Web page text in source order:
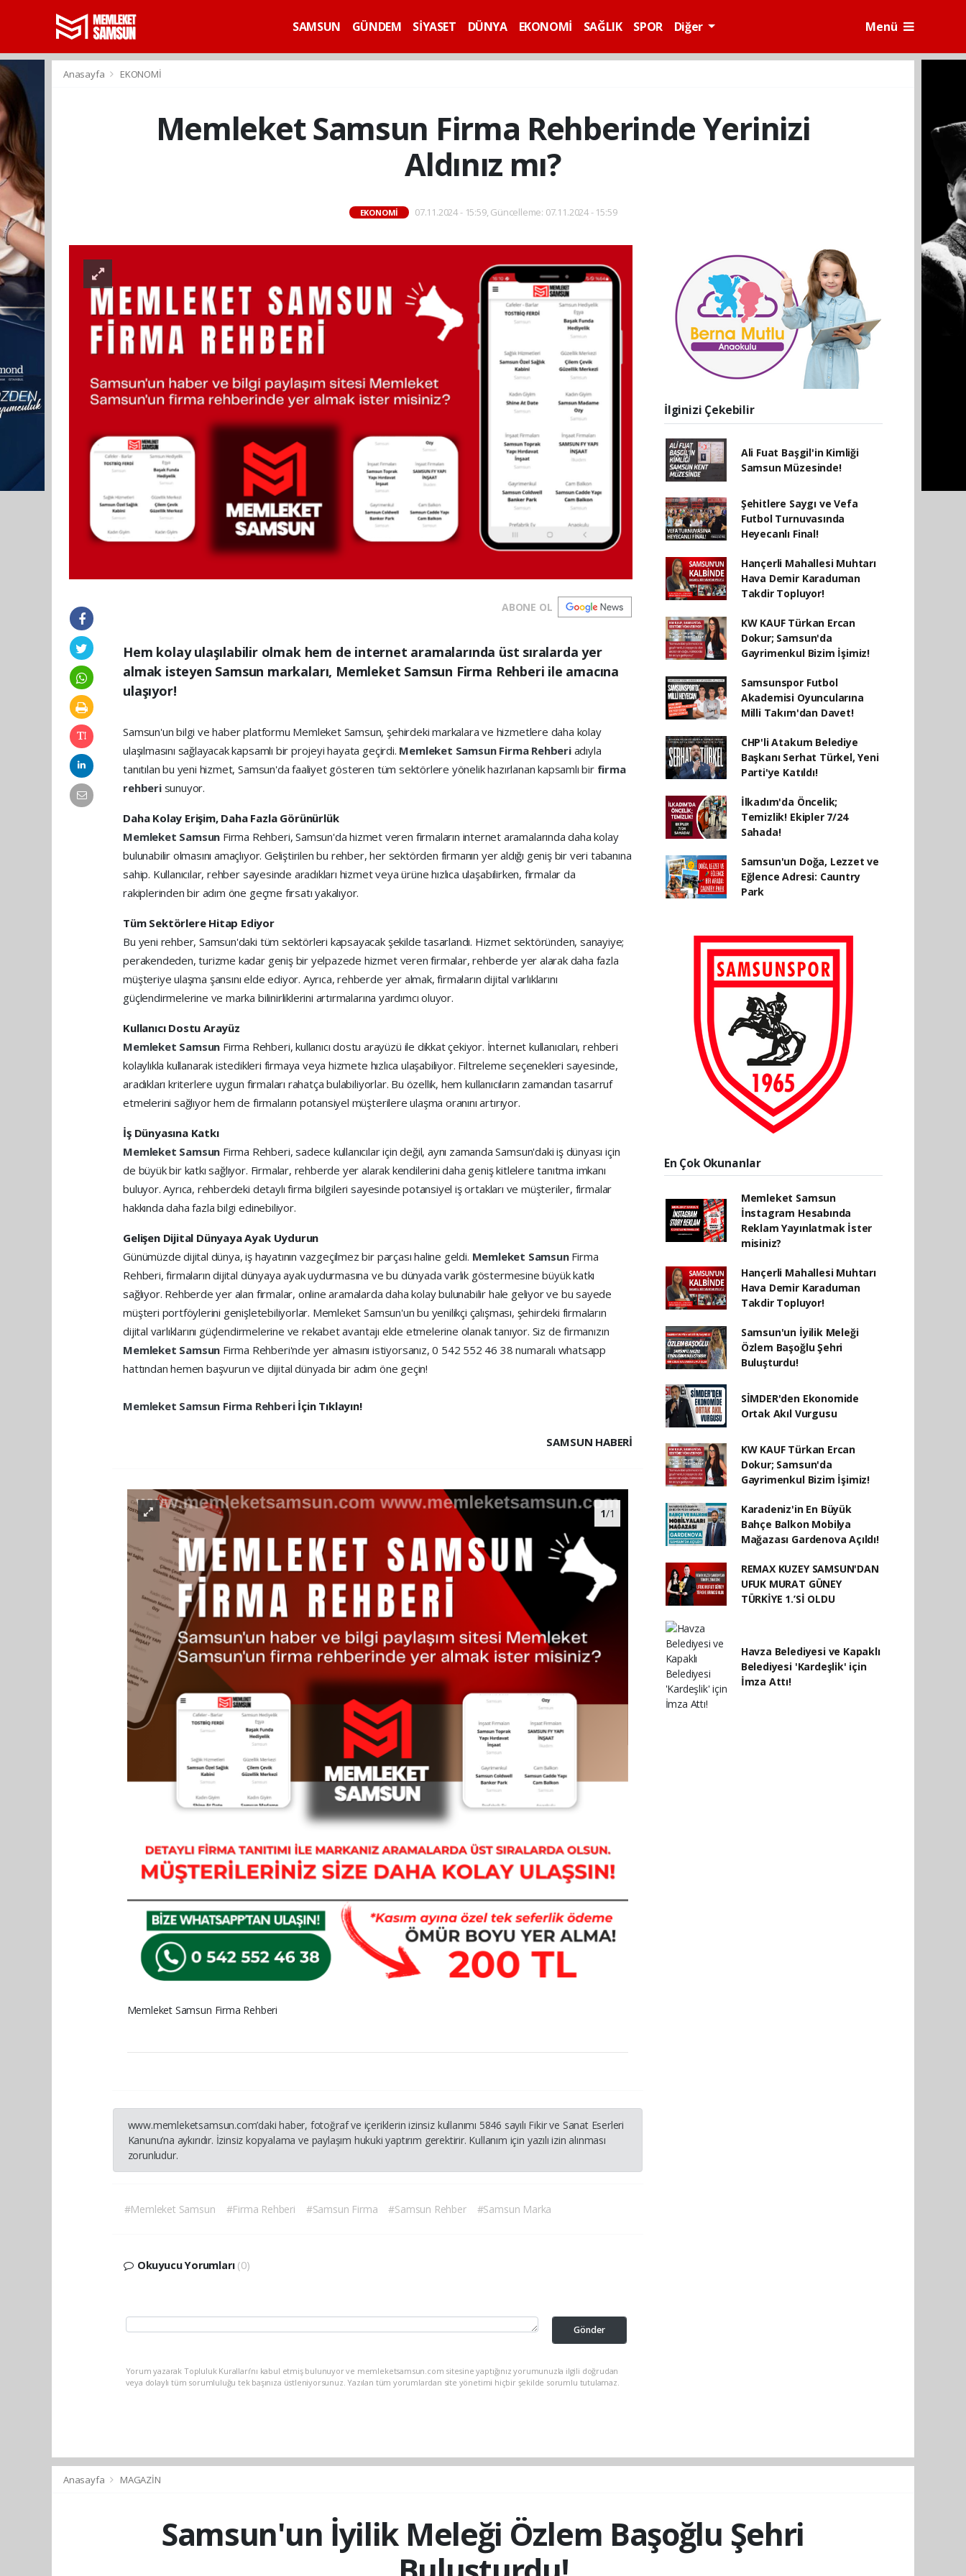
SAMSUN GÜNDEM SİYASET DÜNYA EKONOMİ SAĞLIK SPOR Diğer Menü
Anasayfa EKONOMİ
Memleket Samsun Firma Rehberinde Yerinizi
Aldınız mı?
EKONOMİ 07.11.2024 - 15:59, Güncelleme: 07.11.2024 - 15:59
ABONE OL
Hem kolay ulaşılabilir olmak hem de internet aramalarında üst sıralarda yer
almak isteyen Samsun markaları, Memleket Samsun Firma Rehberi ile amacına
ulaşıyor!
Samsun'un bilgi ve haber platformu Memleket Samsun, şehirdeki markalara ve hizmetlere daha kolay
ulaşılmasını sağlayacak kapsamlı bir projeyi hayata geçirdi. Memleket Samsun Firma Rehberi adıyla
tanıtılan bu yeni hizmet, Samsun'da faaliyet gösteren tüm sektörlere yönelik hazırlanan kapsamlı bir firma
rehberi sunuyor.
Daha Kolay Erişim, Daha Fazla Görünürlük
Memleket Samsun Firma Rehberi, Samsun'da hizmet veren firmaların internet aramalarında daha kolay
bulunabilir olmasını amaçlıyor. Geliştirilen bu rehber, her sektörden firmanın yer aldığı geniş bir veri tabanına
sahip. Kullanıcılar, rehber sayesinde aradıkları hizmet veya ürüne hızlıca ulaşabilirken, firmalar da
rakiplerinden bir adım öne geçme fırsatı yakalıyor.
Tüm Sektörlere Hitap Ediyor
Bu yeni rehber, Samsun'daki tüm sektörleri kapsayacak şekilde tasarlandı. Hizmet sektöründen, sanayiye;
perakendeden, turizme kadar geniş bir yelpazede hizmet veren firmalar, rehberde yer alarak daha fazla
müşteriye ulaşma şansını elde ediyor. Ayrıca, rehberde yer almak, firmaların dijital varlıklarını
güçlendirmelerine ve marka bilinirliklerini artırmalarına yardımcı oluyor.
Kullanıcı Dostu Arayüz
Memleket Samsun Firma Rehberi, kullanıcı dostu arayüzü ile dikkat çekiyor. İnternet kullanıcıları, rehberi
kolaylıkla kullanarak istedikleri firmaya veya hizmete hızlıca ulaşabiliyor. Filtreleme seçenekleri sayesinde,
aradıkları kriterlere uygun firmaları rahatça bulabiliyorlar. Bu özellik, hem kullanıcıların zamandan tasarruf
etmelerini sağlıyor hem de firmaların potansiyel müşterilere ulaşma oranını artırıyor.
İş Dünyasına Katkı
Memleket Samsun Firma Rehberi, sadece kullanıcılar için değil, aynı zamanda Samsun'daki iş dünyası için
de büyük bir katkı sağlıyor. Firmalar, rehberde yer alarak kendilerini daha geniş kitlelere tanıtma imkanı
buluyor. Ayrıca, rehberdeki detaylı firma bilgileri sayesinde potansiyel iş ortakları ve müşteriler, firmalar
hakkında daha fazla bilgi edinebiliyor.
Gelişen Dijital Dünyaya Ayak Uydurun
Günümüzde dijital dünya, iş hayatının vazgeçilmez bir parçası haline geldi. Memleket Samsun Firma
Rehberi, firmaların dijital dünyaya ayak uydurmasına ve bu dünyada varlık göstermesine büyük katkı
sağlıyor. Rehberde yer alan firmalar, online aramalarda daha kolay bulunabilir hale geliyor ve bu sayede
müşteri portföylerini genişletebiliyorlar. Memleket Samsun'un bu yenilikçi çalışması, şehirdeki firmaların
dijital varlıklarını güçlendirmelerine ve rekabet avantajı elde etmelerine olanak tanıyor. Siz de firmanızın
Memleket Samsun Firma Rehberi'nde yer almasını istiyorsanız, 0 542 552 46 38 numaralı whatsapp
hattından hemen başvurun ve dijital dünyada bir adım öne geçin!
Memleket Samsun Firma Rehberi İçin Tıklayın!
SAMSUN HABERİ
1/1
Memleket Samsun Firma Rehberi
www.memleketsamsun.com’daki haber, fotoğraf ve içeriklerin izinsiz kullanımı 5846 sayılı Fikir ve Sanat Eserleri
Kanunu’na aykırıdır. İzinsiz kopyalama ve paylaşım hukuki yaptırım gerektirir. Kullanım için yazılı izin alınması
zorunludur.
#Memleket Samsun #Firma Rehberi #Samsun Firma #Samsun Rehber #Samsun Marka
Okuyucu Yorumları (0)
Gönder
Yorum yazarak Topluluk Kuralları’nı kabul etmiş bulunuyor ve memleketsamsun.com sitesine yaptığınız yorumunuzla ilgili doğrudan
veya dolaylı tüm sorumluluğu tek başınıza üstleniyorsunuz. Yazılan tüm yorumlardan site yönetimi hiçbir şekilde sorumlu tutulamaz.
İlginizi Çekebilir
Ali Fuat Başgil'in Kimliği
Samsun Müzesinde!
Şehitlere Saygı ve Vefa
Futbol Turnuvasında
Heyecanlı Final!
Hançerli Mahallesi Muhtarı
Hava Demir Karaduman
Takdir Topluyor!
KW KAUF Türkan Ercan
Dokur; Samsun'da
Gayrimenkul Bizim İşimiz!
Samsunspor Futbol
Akademisi Oyuncularına
Milli Takım'dan Davet!
CHP'li Atakum Belediye
Başkanı Serhat Türkel, Yeni
Parti'ye Katıldı!
İlkadım'da Öncelik;
Temizlik! Ekipler 7/24
Sahada!
Samsun'un Doğa, Lezzet ve
Eğlence Adresi: Cauntry
Park
En Çok Okunanlar
Memleket Samsun
İnstagram Hesabında
Reklam Yayınlatmak İster
misiniz?
Hançerli Mahallesi Muhtarı
Hava Demir Karaduman
Takdir Topluyor!
Samsun'un İyilik Meleği
Özlem Başoğlu Şehri
Buluşturdu!
SİMDER'den Ekonomide
Ortak Akıl Vurgusu
KW KAUF Türkan Ercan
Dokur; Samsun'da
Gayrimenkul Bizim İşimiz!
Karadeniz'in En Büyük
Bahçe Balkon Mobilya
Mağazası Gardenova Açıldı!
REMAX KUZEY SAMSUN'DAN
UFUK MURAT GÜNEY
TÜRKİYE 1.’Sİ OLDU
Havza Belediyesi ve Kapaklı
Belediyesi 'Kardeşlik' için
İmza Attı!
Anasayfa MAGAZİN
Samsun'un İyilik Meleği Özlem Başoğlu Şehri